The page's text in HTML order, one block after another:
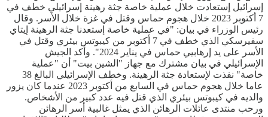
إسرائيل إستعادت خلال عملية خاصة جثة رهينة إسرائيلي خطف في
7 أكتوبر 2023 خلال هجوم حماس وقتل في غزة خلال الأسر. وقال
رئيس الوزراء في بيان: "في عملية خاصة إستعدنا جثة الرهينة إيتاي
سفيرسكي الذي خطف في 7 أكتوبر من كيبوتس بيئري وقتل في
الأسر على يد إرهابيي حماس في يناير 2024". وأكد الجيش
الإسرائيلي في بيان مشترك مع جهاز "الشين بيت" أن "عملية
خاصة" نفذت لإستعادة جثة الرهينة. وخطف الإسرائيلي البالغ 38
عاما خلال هجوم حماس في السابع من أكتوبر 2023 عندما كان يزور
والديه في كيبوتس بيئري الذي قتل فيه عدد كبير من الأشخاص.
ورحب منتدى عائلات الرهائن الذي يمثل غالبية أسر الرهائن